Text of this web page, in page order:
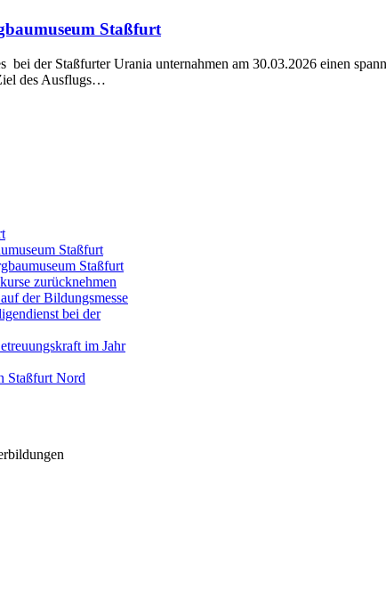
Staßfurt
bei der Staßfurter Urania unternahmen am 30.03.2026 einen
des Ausflugs…
Staßfurt
Staßfurt
zurücknehmen
der Bildungsmesse
bei der
im Jahr
Staßfurt Nord